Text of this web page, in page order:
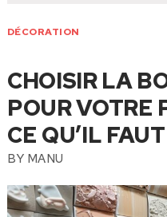
DÉCORATION
CHOISIR LA
POUR VOTRE
CE QU’IL
BY MANU